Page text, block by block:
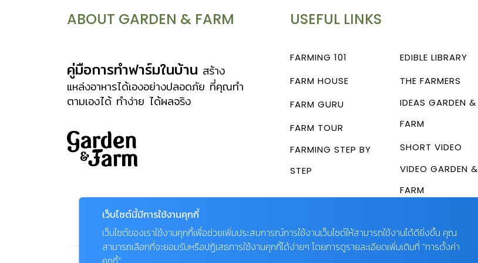
เลี้ยงเดี่ยว และจำแนกออกเป็นสกุลต่างๆ
(Paphiopedilum) พบกระจายพันธุ์อยู่
ตามทิวเขาที่มีระดับความสูงไม่มากนัก และ
ตามป่าผลัดใบ ส่วนใหญ่เติบโตอยู่ตามพื้น
ตามต้นไม้ * สกุล
หวาย (Dendrobium) เป็นกล้วยไม้สกุล
ใหญ่ ค้นพบแล้วประมาณ 1,000 ชนิด
เป็นสกุลที่นิยมพัฒนาพันธ์ุเพื่อการค้า *
สกุลคัทลียาและสกุลใกล้เคียง (Cattleya
& allied genera) ประกอบด้วยสกุลย่อย
ABOUT GARDEN & FARM
คู่มือการทำฟาร์มในบ้าน สร้าง
แหล่งอาหารได้เองอย่างปลอดภัย ที่คุณทำ
ตามเองได้ ทำง่าย ได้ผลจริง
USEFUL LINKS
FARMING 101
FARM HOUSE
FARM GURU
FARM TOUR
FARMING STEP BY
STEP
EDIBLE LIBRARY
THE FARMERS
IDEAS GARDEN &
FARM
SHORT VIDEO
VIDEO GARDEN &
FARM
เว็บไซต์นี้มีการใช้งานคุกกี้
เว็บไซต์ของเราใช้งานคุกกี้เพื่อช่วยเพิ่มประสบการณ์การใช้งานเว็บไซต์ให้สามารถใช้งานได้ดียิ่งขึ้น คุณ
สามารถเลือกที่จะยอมรับหรือปฏิเสธการใช้งานคุกกี้ได้ง่ายๆ โดยการดูรายละเอียดเพิ่มเติมที่ “การตั้งค่า